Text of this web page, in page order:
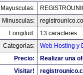
Mayusculas:
Minusculas:
Longitud:
13 caracteres
Categorias:
Web Hosting y
Precio:
Realizar una
Visitar!